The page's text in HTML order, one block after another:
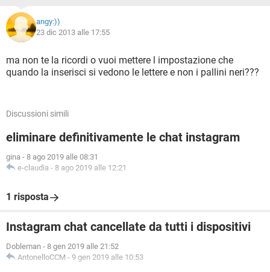
angy:))
23 dic 2013 alle 17:55
ma non te la ricordi o vuoi mettere l impostazione che
quando la inserisci si vedono le lettere e non i pallini neri???
Discussioni simili
eliminare definitivamente le chat instagram
gina - 8 ago 2019 alle 08:31
e-claudia - 8 ago 2019 alle 12:21
1 risposta
Instagram chat cancellate da tutti i dispositivi
Dobleman - 8 gen 2019 alle 21:52
AntonelloCCM - 9 gen 2019 alle 10:53